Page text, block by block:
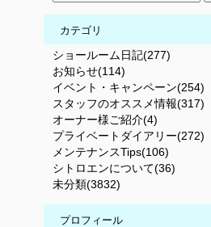
カテゴリ
ショールーム日記(277)
お知らせ(114)
イベント・キャンペーン(254)
スタッフのオススメ情報(317)
オーナー様ご紹介(4)
プライベートダイアリー(272)
メンテナンスTips(106)
シトロエンについて(36)
未分類(3832)
プロフィール